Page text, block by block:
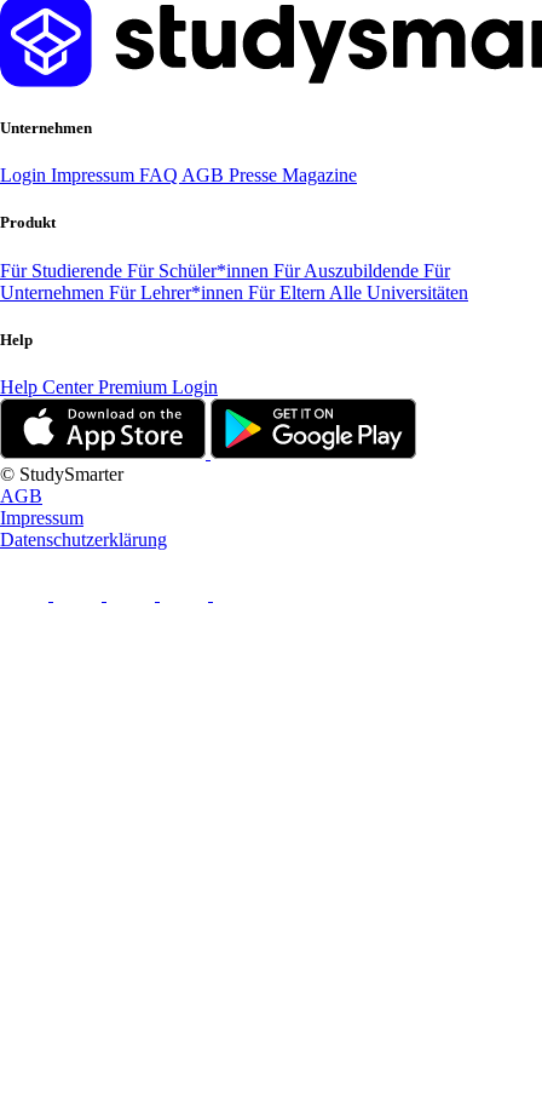
Unternehmen
Login Impressum FAQ AGB Presse Magazine
Produkt
Für Studierende Für Schüler*innen Für Auszubildende Für
Unternehmen Für Lehrer*innen Für Eltern Alle Universitäten
Help
Help CenterPremium Login
© StudySmarter
AGB
Impressum
Datenschutzerklärung